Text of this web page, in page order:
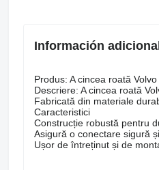
Información
Produs: A cincea roată
Descriere: A cincea roată
Fabricată din materiale
Caracteristici
Construcție robustă pentru
Asigură o conectare sigură
Ușor de întreținut și de